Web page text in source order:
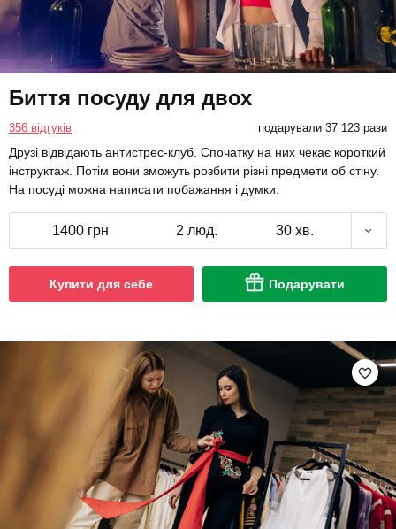
Биття посуду для двох
356 відгуків подарували 37 123 рази
Друзі відвідають антистрес-клуб. Спочатку на них чекає короткий
інструктаж. Потім вони зможуть розбити різні предмети об стіну.
На посуді можна написати побажання і думки.
1400 грн 2 люд. 30 хв.
Купити для себе Подарувати